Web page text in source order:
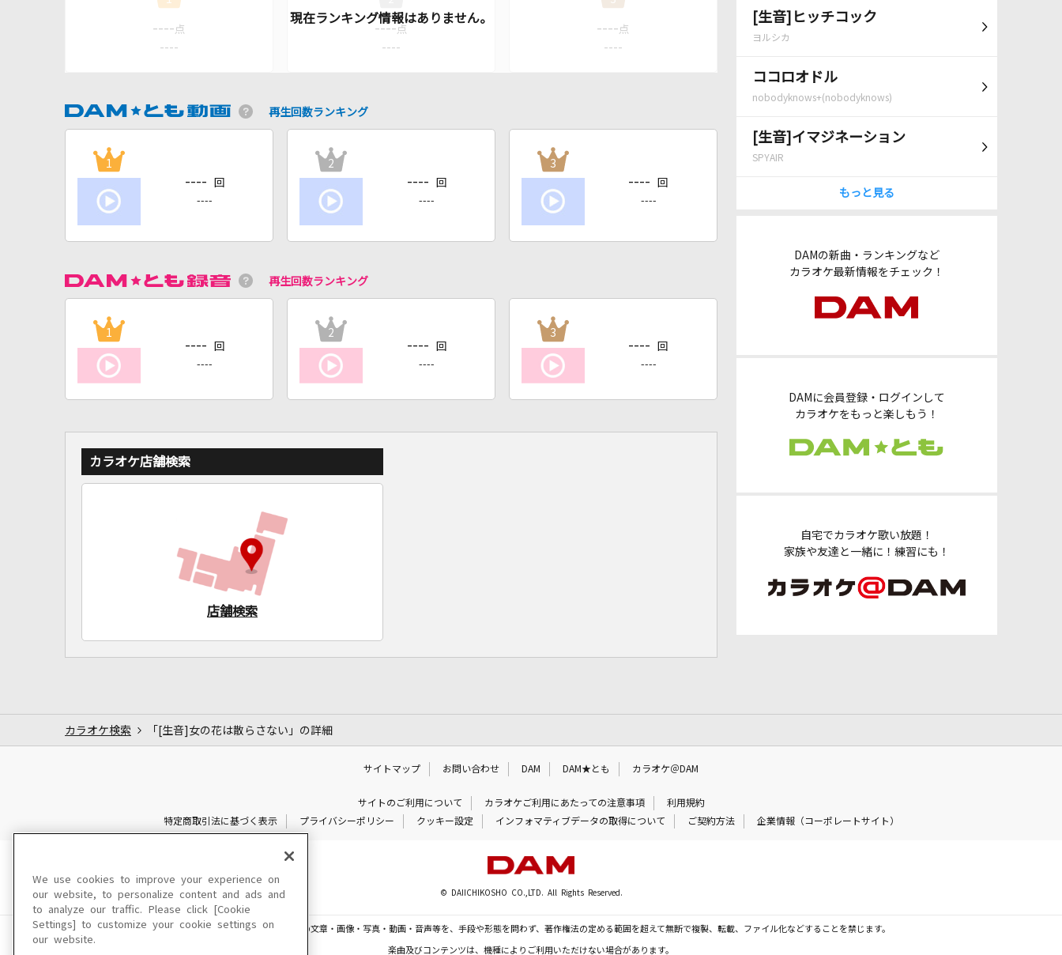
[生音]ヒッチコック
ヨルシカ
ココロオドル
nobodyknows+(nobodyknows)
[生音]イマジネーション
SPYAIR
もっと見る
DAMの新曲・ランキングなど
カラオケ最新情報をチェック！
DAMに会員登録・ログインして
カラオケをもっと楽しもう！
自宅でカラオケ歌い放題！
家族や友達と一緒に！練習にも！
---- 点
----
---- 点
----
---- 点
----
再生回数ランキング
1
---- 回
----
2
---- 回
----
3
---- 回
----
再生回数ランキング
1
---- 回
----
2
---- 回
----
3
---- 回
----
カラオケ店舗検索
店舗検索
カラオケ検索 「[生音]女の花は散らさない」の詳細
サイトマップ お問い合わせ DAM DAM★とも カラオケ＠DAM
サイトのご利用について カラオケご利用にあたっての注意事項
利用規約
特定商取引法に基づく表示
プライバシーポリシー クッキー設定 インフォマティブデータの取得について ご契約方法 企業情報（コーポレートサイト）
© DAIICHIKOSHO CO.,LTD. All Rights Reserved.
このサイトに掲載されている一切の文章・画像・写真・動画・音声等を、手段や形態を問わず、著作権法の定める範囲を超えて無断で複製、転載、ファイル化などすることを禁じます。
楽曲及びコンテンツは、機種によりご利用いただけない場合があります。
We use cookies to improve your experience on
our website, to personalize content and ads and
to analyze our traffic. Please click [Cookie
Settings] to customize your cookie settings on
our website.